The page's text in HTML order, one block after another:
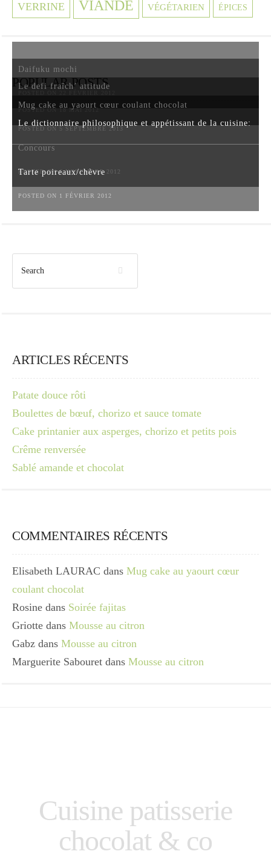
VERRINE VIANDE VÉGÉTARIEN ÉPICES
POPULAR POSTS
Daifuku mochi
Le defi fraîch’ attitude
POSTED ON 18 MAI 2012
Mug cake au yaourt cœur coulant chocolat
POSTED ON 5 SEPTEMBRE 2013
Le dictionnaire philosophique et appétissant de la cuisine:
Concours
POSTED ON 6 NOVEMBRE 2012
Tarte poireaux/chèvre
POSTED ON 1 FÉVRIER 2012
ARTICLES RÉCENTS
Patate douce rôti
Boulettes de bœuf, chorizo et sauce tomate
Cake printanier aux asperges, chorizo et petits pois
Crême renversée
Sablé amande et chocolat
COMMENTAIRES RÉCENTS
Elisabeth LAURAC dans Mug cake au yaourt cœur
coulant chocolat
Rosine dans Soirée fajitas
Griotte dans Mousse au citron
Gabz dans Mousse au citron
Marguerite Sabouret dans Mousse au citron
Cuisine patisserie
chocolat & co